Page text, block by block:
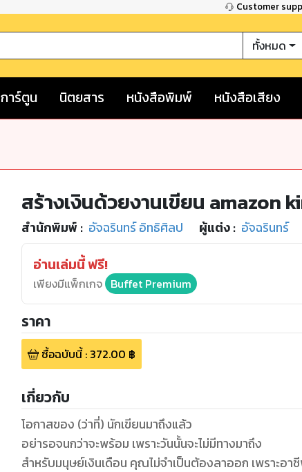
Customer
ทั้งหมด
การ์ตูน นิตยสาร หนังสือพิมพ์ หนังสือเสียง
สร้างเงินด้วยงานเขียน amazon
สำนักพิมพ์ : อัจฉรินทร์ อิทธิศิลป ผู้แต่ง : อัจฉรินทร์
อ่านเล่มนี้ ฟรี!
เพียงมีแพ็กเกจ Buffet Premium
ราคา
ซื้อฉบับนี้: 372.00 ฿
เกี่ยวกับ
โอกาสของ (ว่าที่) นักเขียนมาถึงแล้ว
อย่ารอจนกว่าจะพร้อม เพราะวันนั้นจะไม่มีทางมาถึง
สำหรับมนุษย์เงินเดือน คุณไม่จำเป็นต้องลาออก เพราะอา